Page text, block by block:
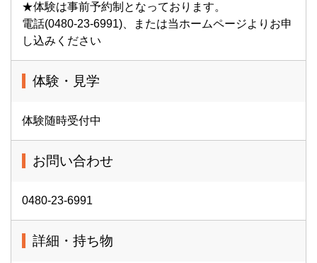
★体験は事前予約制となっております。
電話(0480-23-6991)、または当ホームページよりお申
し込みください
体験・見学
体験随時受付中
お問い合わせ
0480-23-6991
詳細・持ち物